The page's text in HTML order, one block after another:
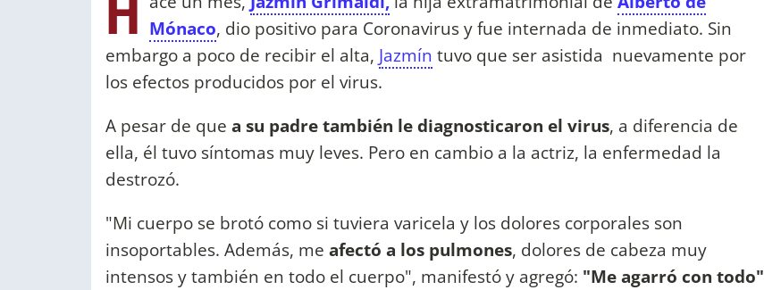
H Mónaco, dio positivo para Coronavirus y fue internada de inmediato. Sin
embargo a poco de recibir el alta, Jazmín tuvo que ser asistida nuevamente por
los efectos producidos por el virus.
A pesar de que a su padre también le diagnosticaron el virus, a diferencia de
ella, él tuvo síntomas muy leves. Pero en cambio a la actriz, la enfermedad la
destrozó.
"Mi cuerpo se brotó como si tuviera varicela y los dolores corporales son
insoportables. Además, me afectó a los pulmones, dolores de cabeza muy
intensos y también en todo el cuerpo", manifestó y agregó: "Me agarró con todo"